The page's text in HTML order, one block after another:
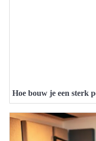
Hoe bouw je een sterk